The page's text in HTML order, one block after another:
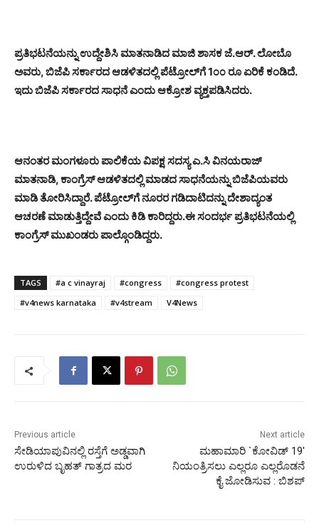
ಪ್ರತಿಭಟನೆಯನ್ನು ಉದ್ದೇಶಿಸಿ ಮಾತನಾಡಿದ ಮಾಜಿ ಶಾಸಕ ಜೆ.ಆರ್. ಲೋಬೊ
ಅವರು, ಬಿಜೆಪಿ ಸರ್ಕಾರದ ಆಡಳಿತದಲ್ಲಿ ಪೆಟ್ರೋಲ್‌ಗೆ 1೦೦ ರೂ ಏರಿಕೆ ಕಂಡಿದೆ.
ಇದು ಬಿಜೆಪಿ ಸರ್ಕಾರದ ಸಾಧನೆ ಎಂದು ಆಕ್ರೋಶ ವ್ಯಕ್ತಪಡಿಸಿದರು.
ಆನಂತರ ಮಂಗಳೂರು ಪಾಲಿಕೆಯ ವಿಪಕ್ಷ ಸದಸ್ಯ ಎ.ಸಿ ವಿನಯರಾಜ್
ಮಾತನಾಡಿ, ಕಾಂಗ್ರೆಸ್ ಆಡಳಿತದಲ್ಲಿ ಮಾಡದ ಸಾಧನೆಯನ್ನು ಬಿಜೆಪಿಯವರು
ಮಾಡಿ ತೋರಿಸಿದ್ದಾರೆ. ಪೆಟ್ರೋಲ್‌ಗೆ ನೂರರ ಗಡಿದಾಟಿದನ್ನು ದೇಶಾದ್ಯಂತ
ಆಚರಣೆ ಮಾಡುತ್ತಿದ್ದೇವೆ ಎಂದು ಕಿಡಿ ಕಾರಿದ್ದರು.ಈ ಸಂದರ್ಭ ಪ್ರತಿಭಟನೆಯಲ್ಲಿ
ಕಾಂಗ್ರೆಸ್ ಮುಖಂಡರು ಪಾಲ್ಗೊಂಡಿದ್ದರು.
TAGS #a c vinayraj #congress
#congress protest
#v4news karnataka
#v4stream V4News
Previous article
ಸೇಡಿಯಾಪುವಿನಲ್ಲಿ ರಸ್ತೆಗೆ ಅಡ್ಡವಾಗಿ
ಉರುಳಿದ ಬೃಹತ್ ಗಾತ್ರದ ಮರ
Next article
ಮಹಾಮಾರಿ `ಕೋವಿಡ್ 19′
ನಿಯಂತ್ರಿಸಲು ಎಲ್ಲರೂ ಎಲ್ಲರೊಡನೆ
ಕೈ ಜೋಡಿಸುವ : ಬಿಶಪ್